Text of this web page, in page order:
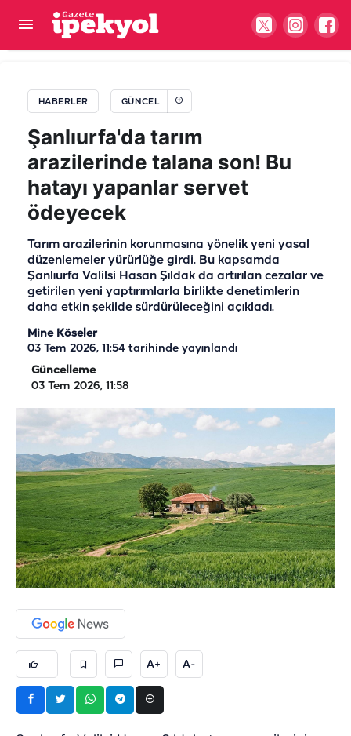
HABERLER GÜNCEL
Şanlıurfa'da tarım
arazilerinde talana son! Bu
hatayı yapanlar servet
ödeyecek
Tarım arazilerinin korunmasına yönelik yeni yasal
düzenlemeler yürürlüğe girdi. Bu kapsamda
Şanlıurfa Valilsi Hasan Şıldak da artırılan cezalar ve
getirilen yeni yaptırımlarla birlikte denetimlerin
daha etkin şekilde sürdürüleceğini açıkladı.
Mine Köseler
03 Tem 2026, 11:54 tarihinde yayınlandı
Güncelleme
03 Tem 2026, 11:58
A+ A-
Şanlıurfa'da kaplumbağa hızıyla gittiklerini gördü